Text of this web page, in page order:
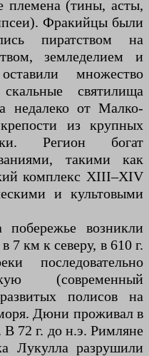
племена (тины, асты,
Фракийцы были
пиратством на
земледелием и
множество
святилища
недалеко от Малко-
из крупных
Регион богат
такими как
комплекс XIII–XIV
и культовыми
возникли
7 км к северу, в 610 г.
последовательно
(современный
полисов на
Дюни проживал в
В 72 г. до н.э. Римляне
Лукулла разрушили